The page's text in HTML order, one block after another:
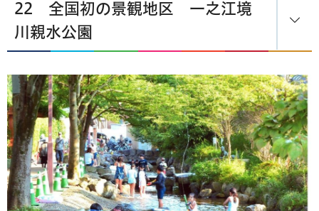
22 全国初の景観地区 一之江境
川親水公園